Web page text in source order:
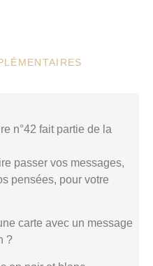
n°42 fait partie de la
passer vos messages,
pensées, pour votre
carte avec un message
?